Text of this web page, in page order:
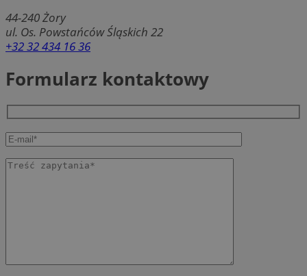
44-240Żory
ul. Os. Powstańców Śląskich 22
+32 32 434 16 36
Formularz kontaktowy